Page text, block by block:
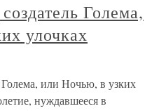
Голема,
улочках
или Ночью, в узких
нуждавшееся в